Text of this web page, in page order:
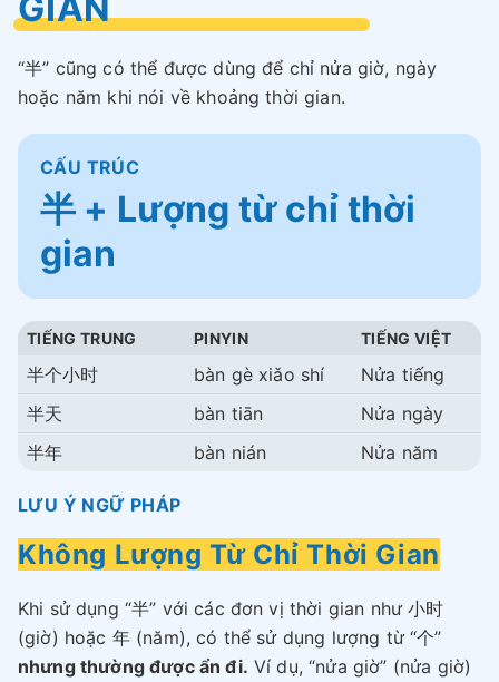
“半” cũng có thể được dùng để chỉ nửa giờ, ngày
hoặc năm khi nói về khoảng thời gian.
CẤU TRÚC
半 + Lượng từ chỉ thời
gian
TIẾNG TRUNG PINYIN TIẾNG VIỆT
半个小时 bàn gè xiǎo shí
Nửa tiếng
半天
bàn tiān
Nửa ngày
半年
bàn nián Nửa năm
LƯU Ý NGỮ PHÁP
Không Lượng Từ Chỉ Thời Gian
Khi sử dụng “半” với các đơn vị thời gian như 小时
(giờ) hoặc 年 (năm), có thể sử dụng lượng từ “个”
nhưng thường được ẩn đi. Ví dụ, “nửa giờ” (nửa giờ)